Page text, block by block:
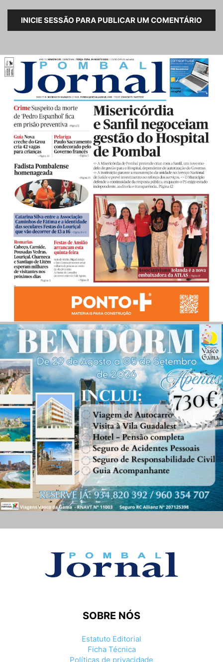
INICIE SESSÃO PARA PUBLICAR UM COMENTÁRIO
SOBRE NÓS
Estatuto Editorial
Ficha Técnica
Políticas de privacidade